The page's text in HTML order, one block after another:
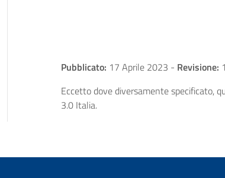
Pubblicato: 17 Aprile 2023 - Revisione:
Eccetto dove diversamente specificato,
3.0 Italia.